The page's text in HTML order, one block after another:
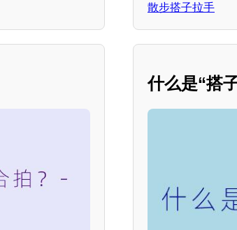
散步搭子拉手
什么是“搭